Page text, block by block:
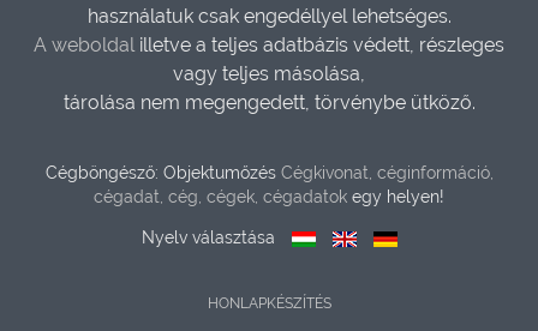
használatuk csak engedéllyel lehetséges.
A weboldal illetve a teljes adatbázis védett, részleges
vagy teljes másolása,
tárolása nem megengedett, törvénybe ütköző.
Cégböngésző: Objektumőzés Cégkivonat, céginformáció,
cégadat, cég, cégek, cégadatok egy helyen!
Nyelv választása
HONLAPKÉSZÍTÉS